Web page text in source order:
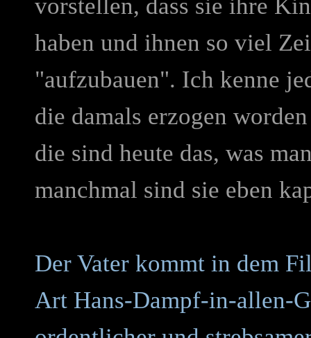
vorstellen, dass sie ihre
haben und ihnen so viel
"aufzubauen". Ich kenne
die damals erzogen
die sind heute das, was
manchmal sind sie eben
Der Vater kommt in dem
Art Hans-Dampf-in-allen-